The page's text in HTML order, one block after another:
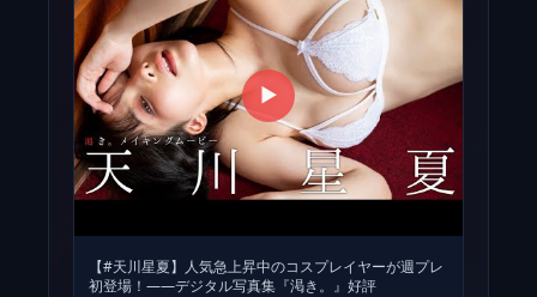
▶
【#天川星夏】人気急上昇中のコスプレイヤーが週プレ
初登場！――デジタル写真集『渇き。』好評